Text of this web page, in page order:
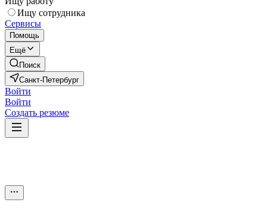
Ищу сотрудника
Сервисы
Помощь
Ещё
Поиск
Санкт-Петербург
Войти
Войти
Создать резюме